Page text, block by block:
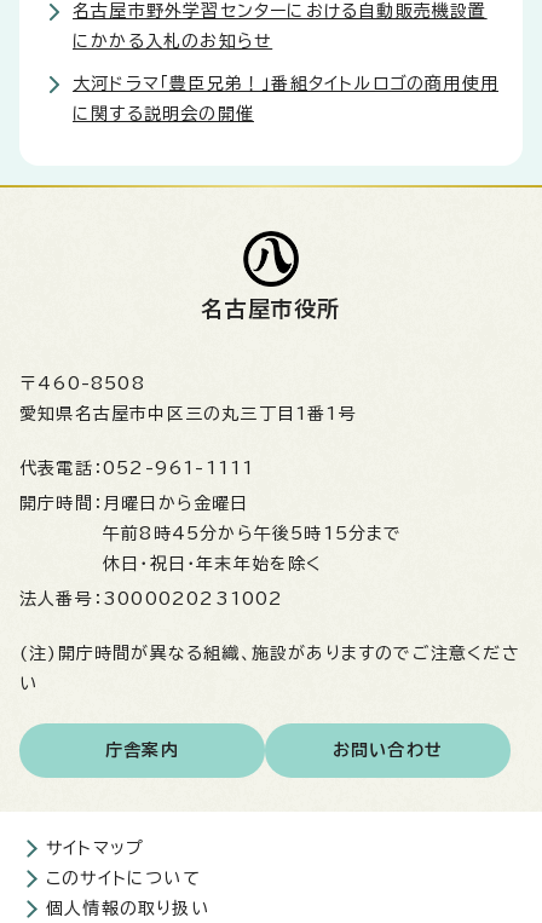
名古屋市野外学習センターにおける自動販売機設置
にかかる入札のお知らせ
大河ドラマ「豊臣兄弟！」番組タイトルロゴの商用使用
に関する説明会の開催
名古屋市役所
〒460-8508
愛知県名古屋市中区三の丸三丁目1番1号
代表電話： 052-961-1111
開庁時間： 月曜日から金曜日
午前8時45分から午後5時15分まで
休日・祝日・年末年始を除く
法人番号： 3000020231002
(注)開庁時間が異なる組織、施設がありますのでご注意くださ
い
庁舎案内 お問い合わせ
サイトマップ
このサイトについて
個人情報の取り扱い